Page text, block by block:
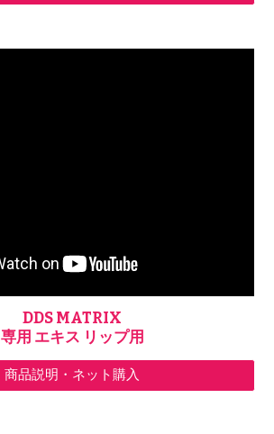
DDS MATRIX
専用 エキス リップ用
商品説明・ネット購入